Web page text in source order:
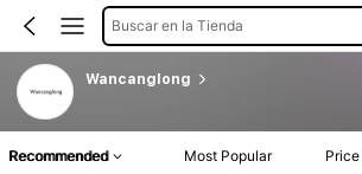
Buscar en la Tienda
Wancanglong
Recommended Most Popular Price